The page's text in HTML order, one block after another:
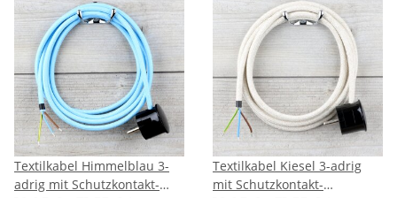
Textilkabel Himmelblau 3-
adrig mit Schutzkontakt-
Textilkabel Kiesel 3-adrig
mit Schutzkontakt-